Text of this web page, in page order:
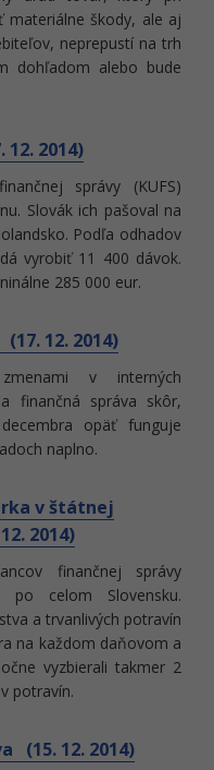
škody, ale aj
neprepustí na trh
dohľadom alebo bude
2014)
správy (KUFS)
Slovák ich pašoval na
Podľa odhadov
vyrobiť 11 400 dávok.
285 000 eur.
12. 2014)
v interných
finančná správa skôr,
opäť funguje
naplno.
v štátnej
2014)
finančnej správy
celom Slovensku.
a trvanlivých potravín
na každom daňovom a
vyzbierali takmer 2
potravín.
(15. 12. 2014)